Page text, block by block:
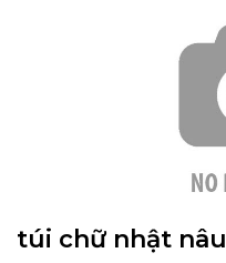
túi chữ nhật nâu